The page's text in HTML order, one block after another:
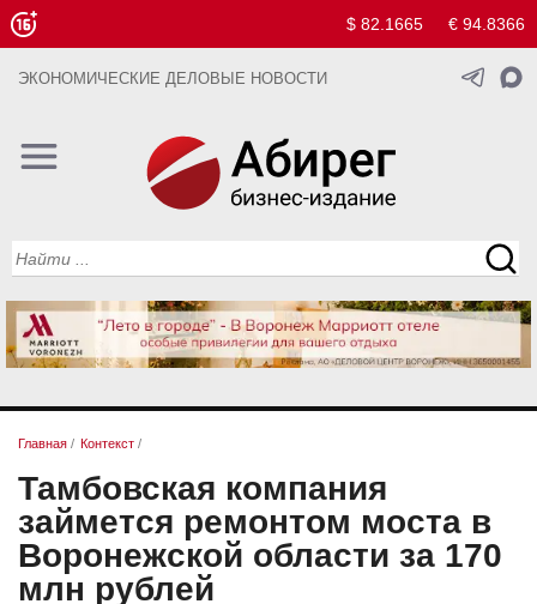
$ 82.1665 € 94.8366
ЭКОНОМИЧЕСКИЕ ДЕЛОВЫЕ НОВОСТИ
Главная / Контекст /
Тамбовская компания
займется ремонтом моста в
Воронежской области за 170
млн рублей